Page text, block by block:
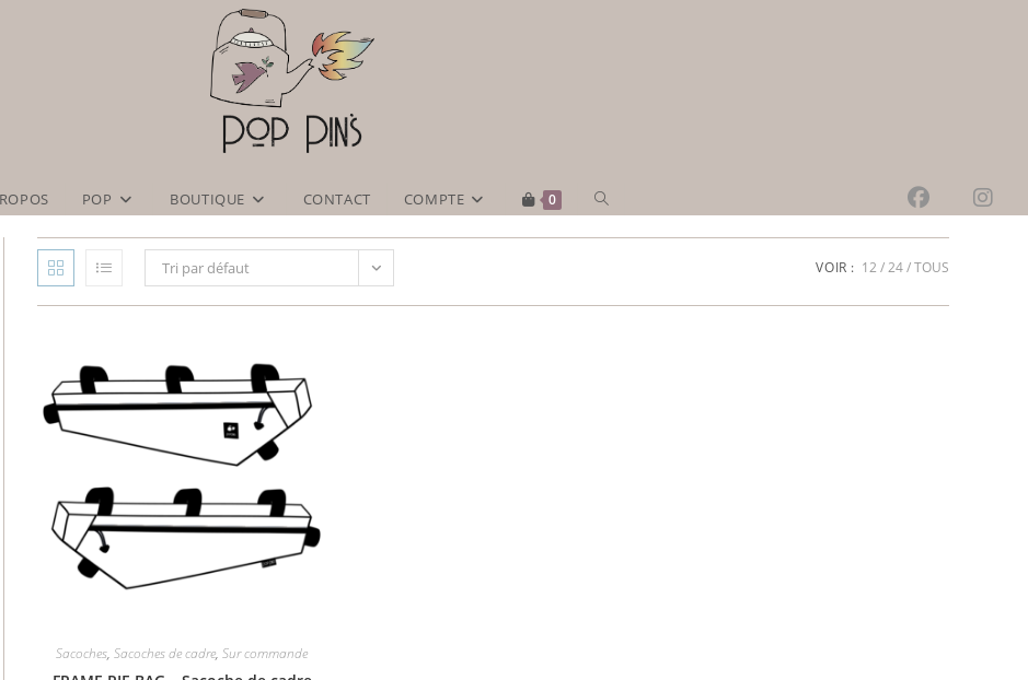
POP BOUTIQUE CONTACT COMPTE 0
Toggle
Tri par défaut VOIR : 12 24 TOUS
Sacoches,Sacoches de cadre,Sur commande